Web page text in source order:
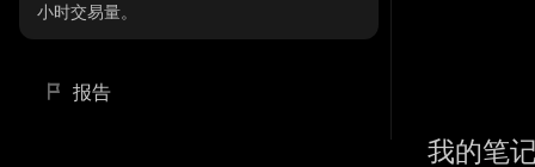
小时交易量。
报告
我的笔